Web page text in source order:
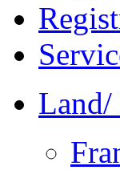
Land/